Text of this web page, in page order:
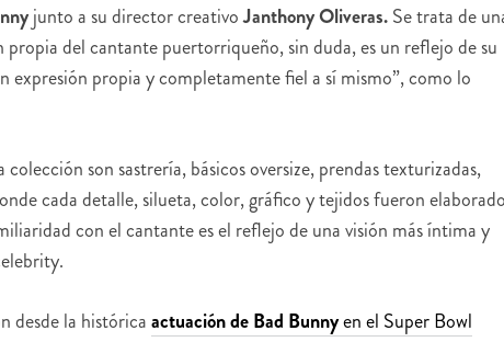
junto a su director creativoJanthony Oliveras.Se trata de
propia del cantante puertorriqueño, sin duda, es un reflejo de su
expresión propia y completamente fiel a sí mismo”, como lo
son sastrería, básicos oversize, prendas texturizadas,
cada detalle, silueta, color, gráfico y tejidos fueron
con el cantante es el reflejo de una visión más íntima y
desde la históricaactuación de Bad Bunnyen el Super Bowl